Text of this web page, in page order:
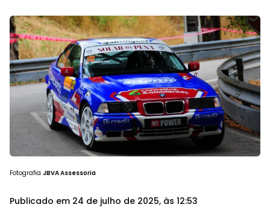
Fotografia JBVA Assessoria
Publicado em 24 de julho de 2025, às 12:53